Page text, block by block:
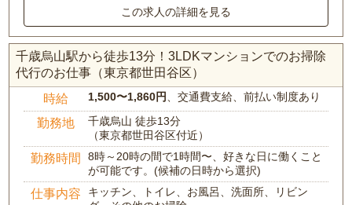
この求人の詳細を見る
千歳烏山駅から徒歩13分！3LDKマンションでのお掃除
代行のお仕事（東京都世田谷区）
時給 1,500〜1,860円、交通費支給、前払い制度あり
勤務地
千歳烏山 徒歩13分
（東京都世田谷区付近）
勤務時間
8時～20時の間で1時間〜、好きな日に働くこと
が可能です。(候補の日時から選択)
仕事内容
キッチン、トイレ、お風呂、洗面所、リビン